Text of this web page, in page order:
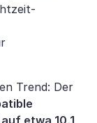
Trend: Der
etwa 10,1